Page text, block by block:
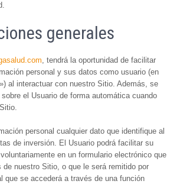
generales
, tendrá la oportunidad de facilitar
personal y sus datos como usuario (en
al interactuar con nuestro Sitio. Además, se
el Usuario de forma automática cuando
personal cualquier dato que identifique al
de inversión. El Usuario podrá facilitar su
en un formulario electrónico que
nuestro Sitio, o que le será remitido por
que se accederá a través de una función